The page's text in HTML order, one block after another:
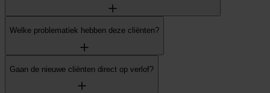
Welke problematiek hebben deze cliënten?
Gaan de nieuwe cliënten direct op verlof?